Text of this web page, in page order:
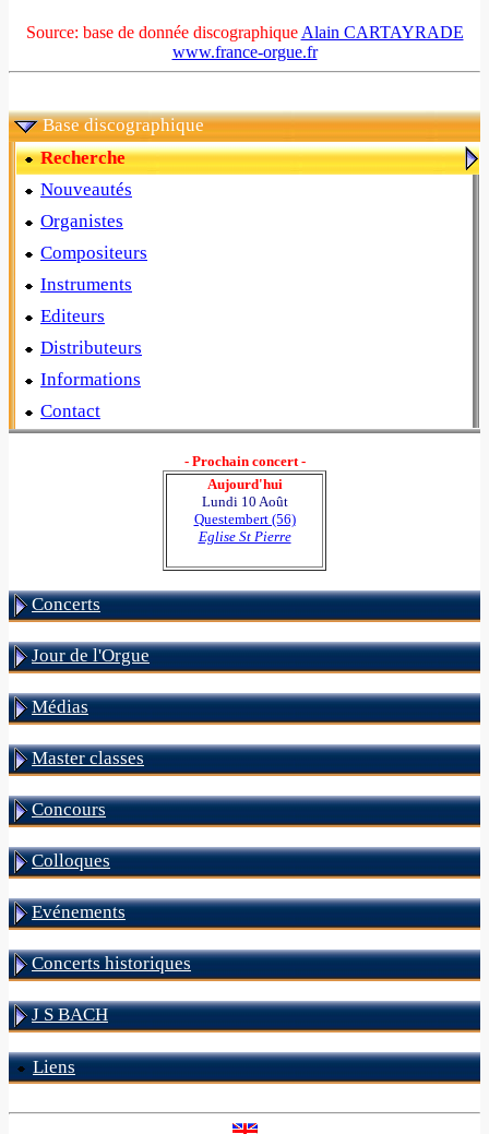
Source: base de donnée discographique Alain CARTAYRADE
www.france-orgue.fr
Base discographique
Recherche
Nouveautés
Organistes
Compositeurs
Instruments
Editeurs
Distributeurs
Informations
Contact
- Prochain concert -
Aujourd'hui
Lundi 10 Août
Questembert (56)
Eglise St Pierre
Concerts
Jour de l'Orgue
Médias
Master classes
Concours
Colloques
Evénements
Concerts historiques
J S BACH
Liens